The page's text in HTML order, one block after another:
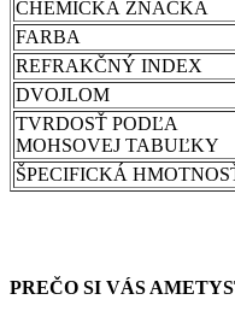
CHEMICKÁ ZNAČKA
FARBA
REFRAKČNÝ INDEX
DVOJLOM
TVRDOSŤ PODĽA
MOHSOVEJ TABUĽKY
ŠPECIFICKÁ
PREČO SI VÁS